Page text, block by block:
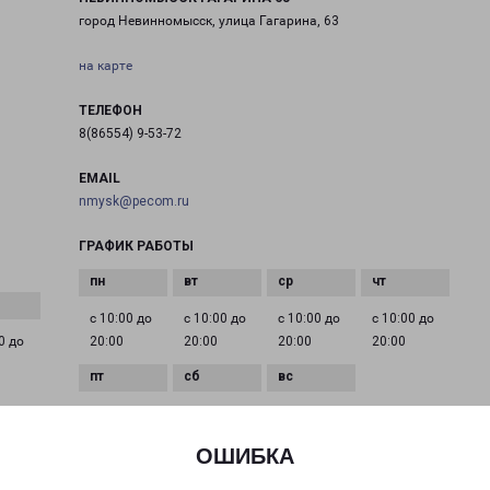
ОШИБКА
до
город Невинномысск, улица Гагарина, 63
на карте
ТЕЛЕФОН
8(86554) 9-53-72
EMAIL
nmysk@pecom.ru
ГРАФИК РАБОТЫ
с 10:00 до
20:00
с 10:00 до
20:00
с 10:00 до
20:00
с 10:00 до
20:00